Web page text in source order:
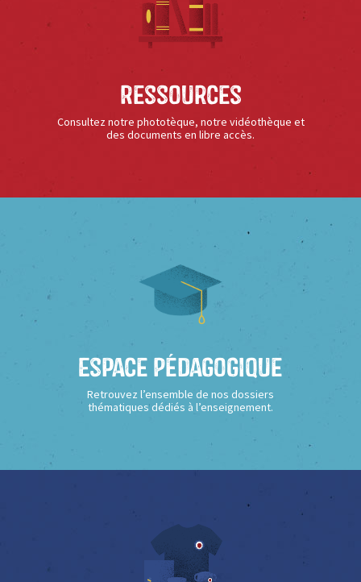
Ressources
Consultez notre phototèque, notre vidéothèque et
des documents en libre accès.
Espace Pédagogique
Retrouvez l’ensemble de nos dossiers
thématiques dédiés à l’enseignement.